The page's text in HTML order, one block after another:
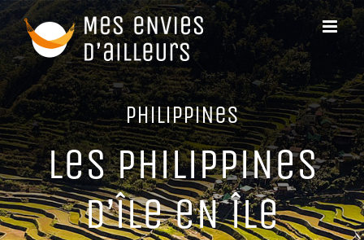
Passer
au
contenu
PHiLiPPiNeS
LeS PHiLiPPiNeS
D’îLe eN îLe